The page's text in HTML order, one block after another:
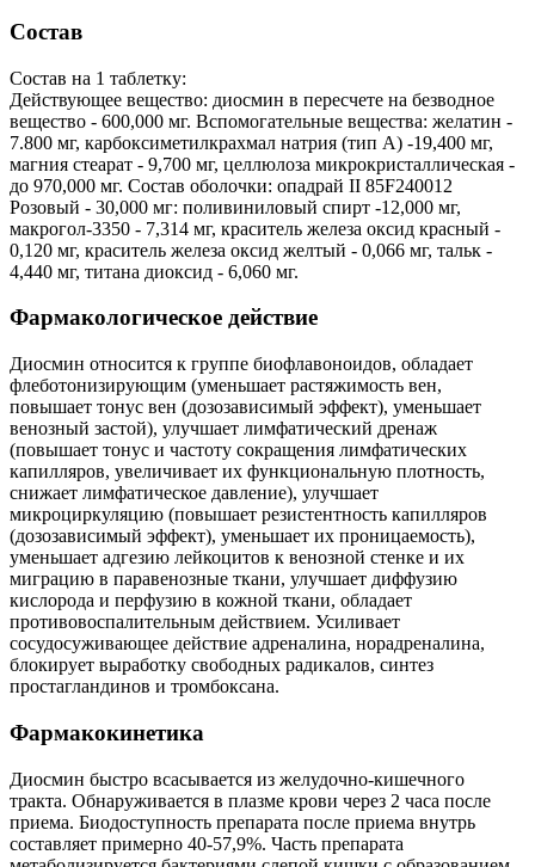
Состав
Состав на 1 таблетку:
Действующее вещество: диосмин в пересчете на безводное
вещество - 600,000 мг. Вспомогательные вещества: желатин -
7.800 мг, карбоксиметилкрахмал натрия (тип А) -19,400 мг,
магния стеарат - 9,700 мг, целлюлоза микрокристаллическая -
до 970,000 мг. Состав оболочки: опадрай II 85F240012
Розовый - 30,000 мг: поливиниловый спирт -12,000 мг,
макрогол-3350 - 7,314 мг, краситель железа оксид красный -
0,120 мг, краситель железа оксид желтый - 0,066 мг, тальк -
4,440 мг, титана диоксид - 6,060 мг.
Фармакологическое действие
Диосмин относится к группе биофлавоноидов, обладает
флеботонизирующим (уменьшает растяжимость вен,
повышает тонус вен (дозозависимый эффект), уменьшает
венозный застой), улучшает лимфатический дренаж
(повышает тонус и частоту сокращения лимфатических
капилляров, увеличивает их функциональную плотность,
снижает лимфатическое давление), улучшает
микроциркуляцию (повышает резистентность капилляров
(дозозависимый эффект), уменьшает их проницаемость),
уменьшает адгезию лейкоцитов к венозной стенке и их
миграцию в паравенозные ткани, улучшает диффузию
кислорода и перфузию в кожной ткани, обладает
противовоспалительным действием. Усиливает
сосудосуживающее действие адреналина, норадреналина,
блокирует выработку свободных радикалов, синтез
простагландинов и тромбоксана.
Фармакокинетика
Диосмин быстро всасывается из желудочно-кишечного
тракта. Обнаруживается в плазме крови через 2 часа после
приема. Биодоступность препарата после приема внутрь
составляет примерно 40-57,9%. Часть препарата